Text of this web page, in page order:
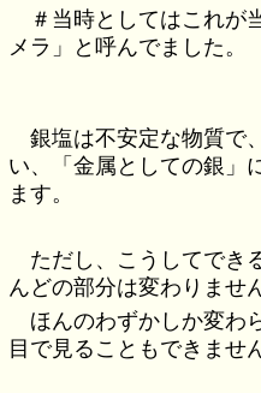
＃当時としてはこれが
メラ」と呼んでました。
銀塩は不安定な物質で
い、「金属としての銀」
ます。
ただし、こうしてでき
んどの部分は変わりませ
ほんのわずかしか変わ
目で見ることもできませ